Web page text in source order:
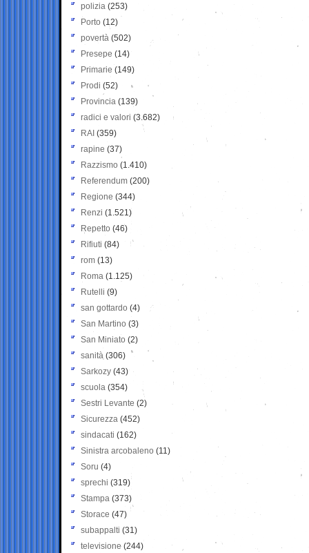
polizia (253)
Porto (12)
povertà (502)
Presepe (14)
Primarie (149)
Prodi (52)
Provincia (139)
radici e valori (3.682)
RAI (359)
rapine (37)
Razzismo (1.410)
Referendum (200)
Regione (344)
Renzi (1.521)
Repetto (46)
Rifiuti (84)
rom (13)
Roma (1.125)
Rutelli (9)
san gottardo (4)
San Martino (3)
San Miniato (2)
sanità (306)
Sarkozy (43)
scuola (354)
Sestri Levante (2)
Sicurezza (452)
sindacati (162)
Sinistra arcobaleno (11)
Soru (4)
sprechi (319)
Stampa (373)
Storace (47)
subappalti (31)
televisione(244)